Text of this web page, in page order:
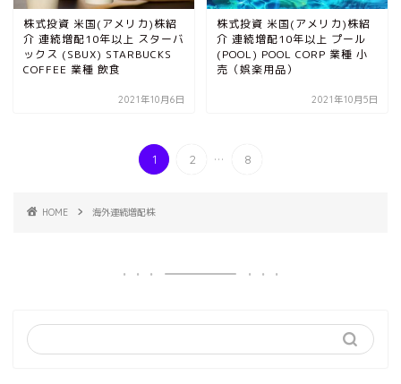
株式投資 米国(アメリカ)株紹
介 連続増配10年以上 スターバ
ックス (SBUX) STARBUCKS
COFFEE 業種 飲食
2021年10月6日
株式投資 米国(アメリカ)株紹
介 連続増配10年以上 プール
(POOL) POOL CORP 業種 小
売（娯楽用品）
2021年10月5日
1 2 ... 8
HOME 海外連続増配株